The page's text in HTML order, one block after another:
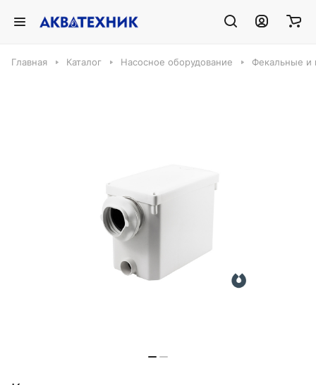
Главная Каталог Насосное оборудование Фекальные и